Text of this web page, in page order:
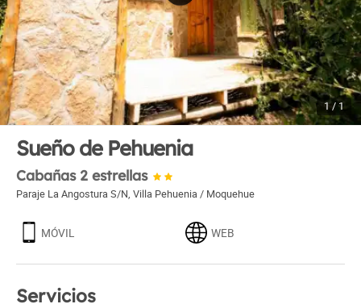
1 / 1
Sueño de Pehuenia
Cabañas 2 estrellas
Paraje La Angostura S/N, Villa Pehuenia / Moquehue
MÓVIL WEB
Servicios